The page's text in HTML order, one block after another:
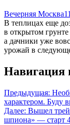
Вечерняя Москва
В теплицах еще
в открытом
а дачники уже
урожай в
Навигация
Предыдущая:
характером. Буду
Далее: Вышел
шпиона» — старт